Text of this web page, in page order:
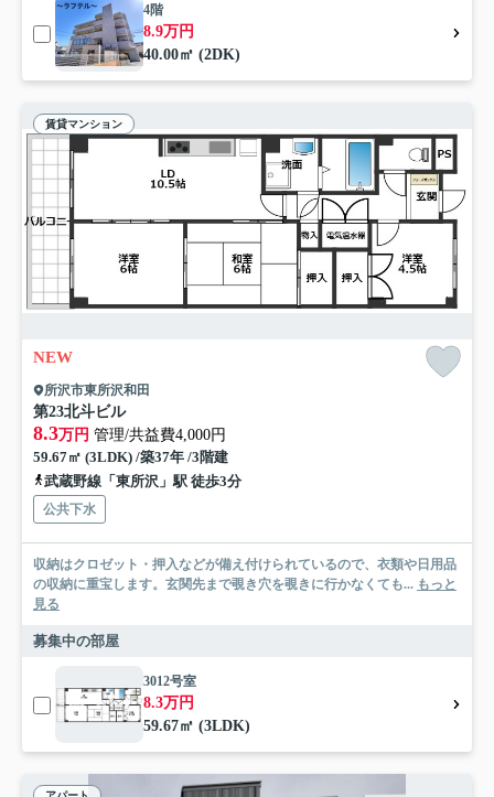
4階
8.9万円
40.00㎡ (2DK)
賃貸マンション
NEW
所沢市東所沢和田
第23北斗ビル
8.3万円 管理/共益費4,000円
59.67㎡ (3LDK) /築37年 /3階建
武蔵野線「東所沢」駅 徒歩3分
公共下水
収納はクロゼット・押入などが備え付けられているので、衣類や日用品
の収納に重宝します。玄関先まで覗き穴を覗きに行かなくても... もっと
見る
募集中の部屋
3012号室
8.3万円
59.67㎡ (3LDK)